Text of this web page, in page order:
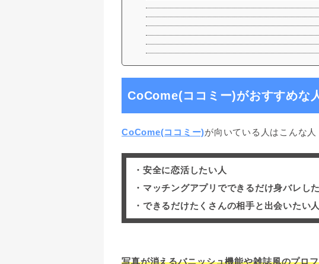
CoCome(ココミー)がおすすめな
CoCome(ココミー)が向いている人はこんな人
・安全に恋活したい人
・マッチングアプリでできるだけ身バレし
・できるだけたくさんの相手と出会いたい人
写真が消えるバニッシュ機能や雑誌風のプロ